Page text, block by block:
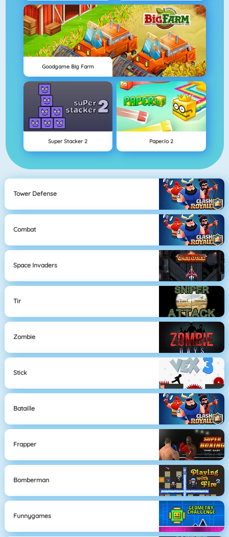
Goodgame Big Farm
Super Stacker 2 Paper.io 2
Tower Defense
Combat
Space Invaders
Tir
Zombie
Stick
Bataille
Frapper
Bomberman
Funnygames